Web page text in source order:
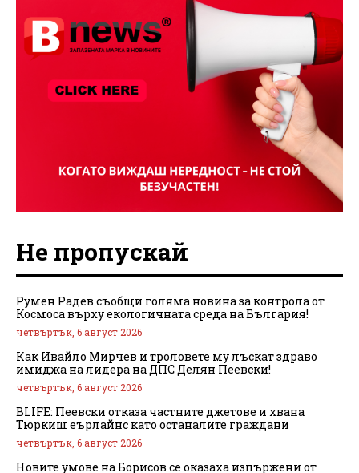
Не пропускай
Румен Радев съобщи голяма новина за контрола от
Космоса върху екологичната среда на България!
четвъртък, 6 август 2026
Как Ивайло Мирчев и троловете му лъскат здраво
имиджа на лидера на ДПС Делян Пеевски!
четвъртък, 6 август 2026
BLIFE: Пеевски отказа частните джетове и хвана
Тюркиш еърлайнс като останалите граждани
четвъртък, 6 август 2026
Новите умове на Борисов се оказаха изпържени от